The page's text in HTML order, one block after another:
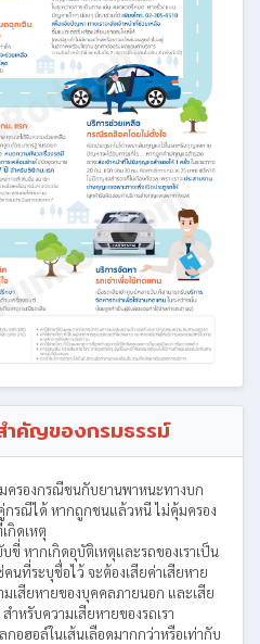
ำคัญของกรมธรรม์
ครองกรณีชนกับยานพาหนะทางบก
กรณีได้ หากถูกชนแล้วหนี ไม่คุ้มครอง
กิดเหตุ
หากเกิดอุบัติเหตุและรถของเราเป็น
นที่ระบุชื่อไว้ จะต้องเสียค่าเสียหาย
เสียหายของบุคคลภายนอก และเสีย
ำหรับความเสียหายของรถเรา
อฮอล์ในเส้นเลือดมากกว่าหรือเท่ากับ